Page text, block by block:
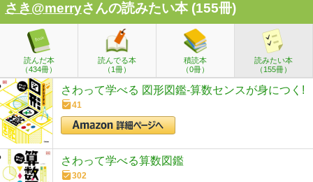
さき@merryさんの読みたい本 (155冊)
読んだ本
（434冊）
読んでる本
（1冊）
積読本
（0冊）
読みたい本
（155冊）
さわって学べる 図形図鑑-算数センスが身につく!
41
さわって学べる算数図鑑
302